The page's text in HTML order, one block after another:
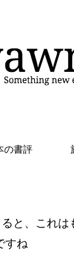
の書評
と、これ
すね